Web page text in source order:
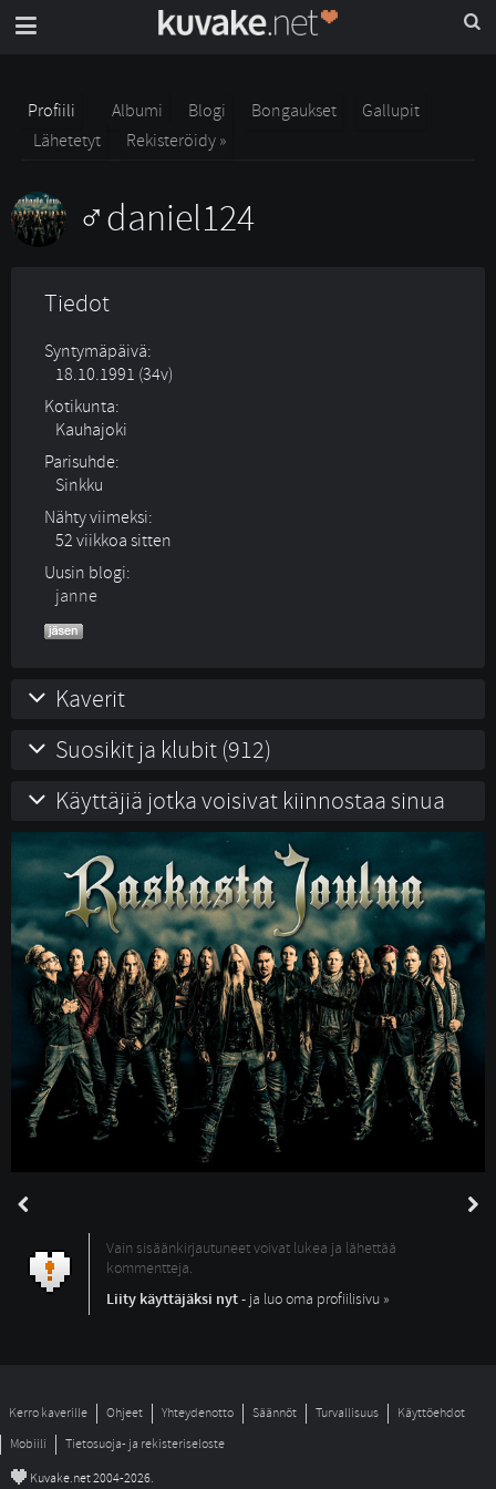
Profiili Albumi Blogi Bongaukset
Gallupit
Lähetetyt
Rekisteröidy »
daniel124
Tiedot
Syntymäpäivä:
18.10.1991 (34v)
Kotikunta:
Kauhajoki
Parisuhde:
Sinkku
Nähty viimeksi:
52 viikkoa sitten
Uusin blogi:
janne
Kaverit
Suosikit ja klubit (912)
Käyttäjiä jotka voisivat kiinnostaa sinua
Vain sisäänkirjautuneet voivat lukea ja lähettää
kommentteja.
Liity käyttäjäksi nyt- ja luo oma profiilisivu »
Kerro kaverille Ohjeet Yhteydenotto Säännöt Turvallisuus
Käyttöehdot
Mobiili
Tietosuoja- ja rekisteriseloste
© Kuvake.net 2004-2026.